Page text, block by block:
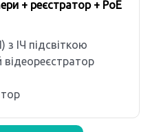
+ реєстратор + PoE
з ІЧ підсвіткою